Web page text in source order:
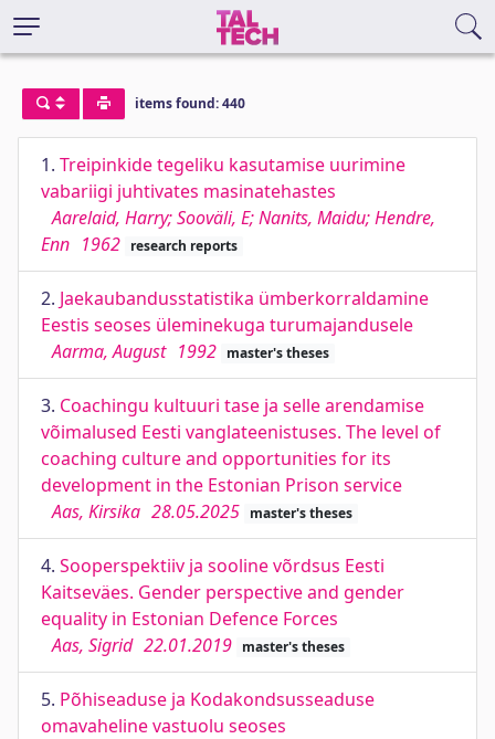
items found: 440
1. Treipinkide tegeliku kasutamise uurimine
vabariigi juhtivates masinatehastes
Aarelaid, Harry; Sooväli, E; Nanits, Maidu; Hendre,
Enn 1962 research reports
2. Jaekaubandusstatistika ümberkorraldamine
Eestis seoses üleminekuga turumajandusele
Aarma, August 1992 master's theses
3. Coachingu kultuuri tase ja selle arendamise
võimalused Eesti vanglateenistuses. The level of
coaching culture and opportunities for its
development in the Estonian Prison service
Aas, Kirsika 28.05.2025 master's theses
4. Sooperspektiiv ja sooline võrdsus Eesti
Kaitseväes. Gender perspective and gender
equality in Estonian Defence Forces
Aas, Sigrid 22.01.2019 master's theses
5. Põhiseaduse ja Kodakondsusseaduse
omavaheline vastuolu seoses